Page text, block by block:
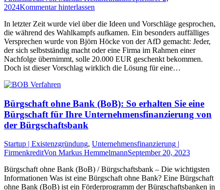
2024Kommentar hinterlassen
In letzter Zeit wurde viel über die Ideen und Vorschläge gesprochen,
die während des Wahlkampfs aufkamen. Ein besonders auffälliges
Versprechen wurde von Björn Höcke von der AfD gemacht: Jeder,
der sich selbstständig macht oder eine Firma im Rahmen einer
Nachfolge übernimmt, solle 20.000 EUR geschenkt bekommen.
Doch ist dieser Vorschlag wirklich die Lösung für eine…
Bürgschaft ohne Bank (BoB): So erhalten Sie eine
Bürgschaft für Ihre Unternehmensfinanzierung von
der Bürgschaftsbank
Startup | Existenzgründung, Unternehmensfinanzierung |
FirmenkreditVon Markus HemmelmannSeptember 20, 2023
Bürgschaft ohne Bank (BoB) / Bürgschaftsbank – Die wichtigsten
Informationen Was ist eine Bürgschaft ohne Bank? Eine Bürgschaft
ohne Bank (BoB) ist ein Förderprogramm der Bürgschaftsbanken in